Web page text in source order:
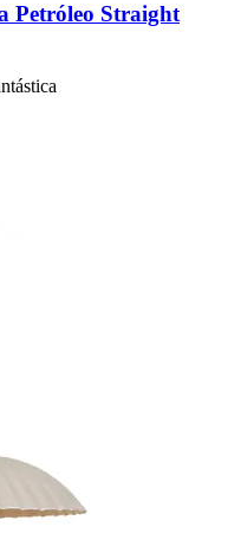
Petróleo Straight